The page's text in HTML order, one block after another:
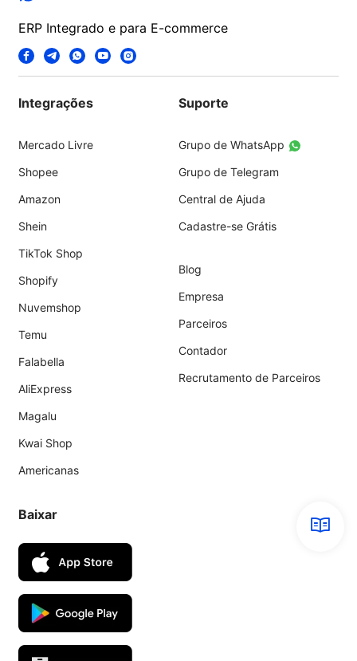
ERP Integrado e para E-commerce
Integrações
Mercado Livre
Shopee
Amazon
Shein
TikTok Shop
Shopify
Nuvemshop
Temu
Falabella
AliExpress
Magalu
Kwai Shop
Americanas
Suporte
Grupo de WhatsApp
Grupo de Telegram
Central de Ajuda
Cadastre-se Grátis
Blog
Empresa
Parceiros
Contador
Recrutamento de Parceiros
Baixar